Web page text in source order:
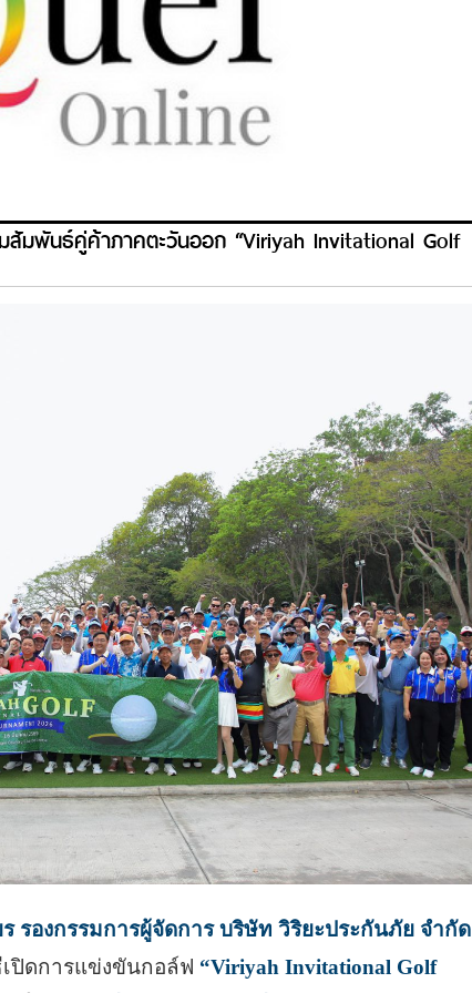
สัมพันธ์คู่ค้าภาคตะวันออก “Viriyah Invitational Golf
รองกรรมการผู้จัดการ บริษัท วิริยะประกันภัย จำกัด
ปิดการแข่งขันกอล์ฟ “Viriyah Invitational Golf